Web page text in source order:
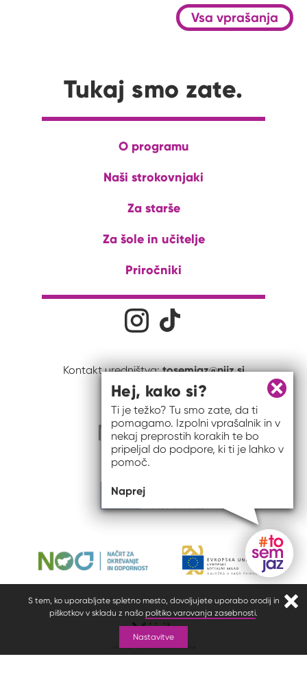
S tem, ko uporabljate spletno mesto, dovoljujete uporabo orodij in
piškotkov v skladu z našo politiko varovanja zasebnosti.
Nastavitve
Vsa vprašanja
Tukaj smo zate.
O programu
Naši strokovnjaki
Za starše
Za šole in učitelje
Priročniki
Družabna omrežjaNa naš Instagram profil
Kontakt uredništva:tosemjaz@nijz.si
Gumb
Zapri
Hej, kako si?
Ti je težko? Tu smo zate, da ti
pomagamo. Izpolni vprašalnik in v
nekaj preprostih korakih te bo
pripeljal do podpore, ki ti je lahko v
pomoč.
Naprej